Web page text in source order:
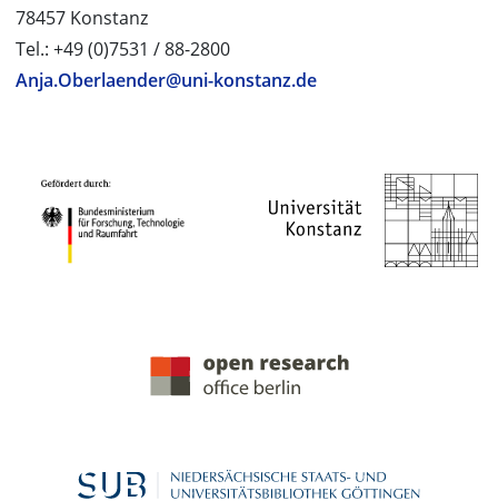
78457 Konstanz
Tel.: +49 (0)7531 / 88-2800
Anja.Oberlaender@uni-konstanz.de